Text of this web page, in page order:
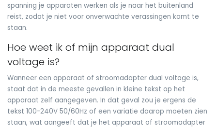
spanning je apparaten werken als je naar het buitenland
reist, zodat je niet voor onverwachte verassingen komt te
staan.
Hoe weet ik of mijn apparaat dual
voltage is?
Wanneer een apparaat of stroomadapter dual voltage is,
staat dat in de meeste gevallen in kleine tekst op het
apparaat zelf aangegeven. In dat geval zou je ergens de
tekst 100-240V 50/60Hz of een variatie daarop moeten zien
staan, wat aangeeft dat je het apparaat of stroomadapter